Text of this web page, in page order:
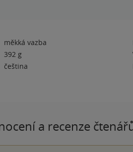
měkká vazba
392 g
čeština
a recenze